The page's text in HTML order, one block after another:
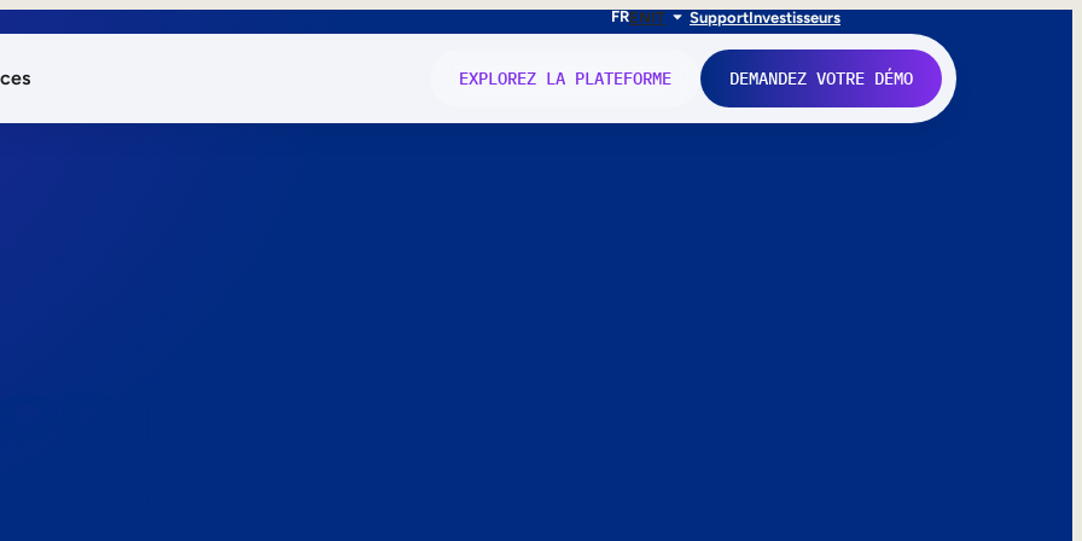
FRENIT SupportInvestisseurs
EXPLOREZ LA PLATEFORME DEMANDEZ VOTRE DÉMO